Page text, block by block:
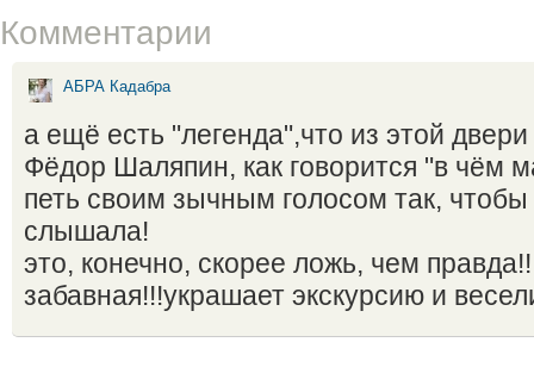
Комментарии
АБРА Кадабра
а ещё есть "легенда",что из этой
Фёдор Шаляпин, как говорится "в чём
петь своим зычным голосом так, чтобы
слышала!
это, конечно, скорее ложь, чем
забавная!!!украшает экскурсию и